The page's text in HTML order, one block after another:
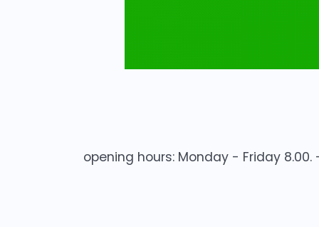
opening hours: Monday - Friday 8.00.